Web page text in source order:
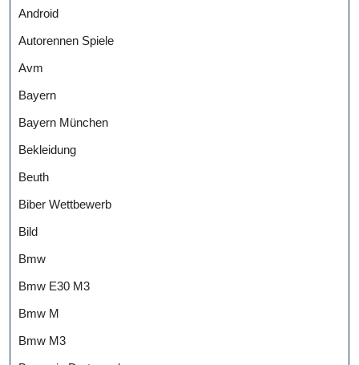
Android
Autorennen Spiele
Avm
Bayern
Bayern München
Bekleidung
Beuth
Biber Wettbewerb
Bild
Bmw
Bmw E30 M3
Bmw M
Bmw M3